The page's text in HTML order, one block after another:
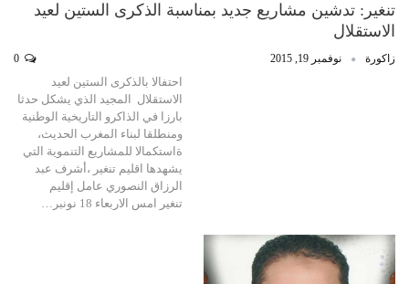
تنغير: تدشين مشاريع جديد بمناسبة الذكرى الستين لعيد
الاستقلال
زاكورة نوفمبر 19, 2015
احتفالا بالذكرى الستين لعيد
الاستقلال المجيد الذي يشكل حدثا
بارزا في الذاكرو التاريخية الوطنية
ومنطلقا لبناء المغرب الحديث،
ةاستكمالا للمشاريع التنموية التي
يشهدها اقليم تنغير ،أشرف عبد
الرزاق النصوري عامل إقليم
تنغير امس الاربعاء 18 نونبر…